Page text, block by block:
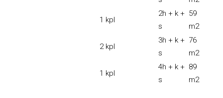
1 kpl
2h + k +
s
59
m2
2 kpl
3h + k +
s
76
m2
1 kpl
4h + k +
s
89
m2